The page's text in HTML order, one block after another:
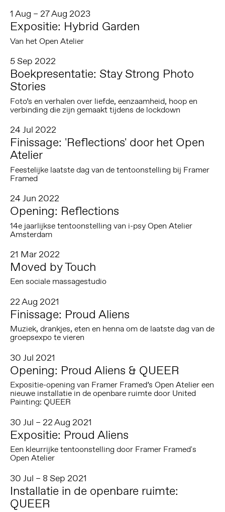
1 Aug – 27 Aug 2023
Expositie: Hybrid Garden
Van het Open Atelier
5 Sep 2022
Boekpresentatie: Stay Strong Photo
Stories
Foto’s en verhalen over liefde, eenzaamheid, hoop en
verbinding die zijn gemaakt tijdens de lockdown
24 Jul 2022
Finissage: 'Reflections' door het Open
Atelier
Feestelijke laatste dag van de tentoonstelling bij Framer
Framed
24 Jun 2022
Opening: Reflections
14e jaarlijkse tentoonstelling van i-psy Open Atelier
Amsterdam
21 Mar 2022
Moved by Touch
Een sociale massagestudio
22 Aug 2021
Finissage: Proud Aliens
Muziek, drankjes, eten en henna om de laatste dag van de
groepsexpo te vieren
30 Jul 2021
Opening: Proud Aliens & QUEER
Expositie-opening van Framer Framed’s Open Atelier een
nieuwe installatie in de openbare ruimte door United
Painting: QUEER
30 Jul – 22 Aug 2021
Expositie: Proud Aliens
Een kleurrijke tentoonstelling door Framer Framed's
Open Atelier
30 Jul – 8 Sep 2021
Installatie in de openbare ruimte:
QUEER